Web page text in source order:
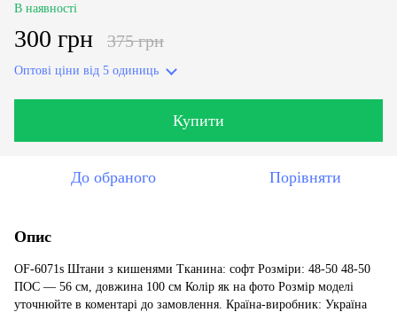
В наявності
300 грн 375 грн
Оптові ціни від 5 одиниць
Купити
До обраного Порівняти
Опис
OF-6071s Штани з кишенями Тканина: софт Розміри: 48-50 48-50
ПОС — 56 см, довжина 100 см Колір як на фото Розмір моделі
уточнюйте в коментарі до замовлення. Країна-виробник: Україна